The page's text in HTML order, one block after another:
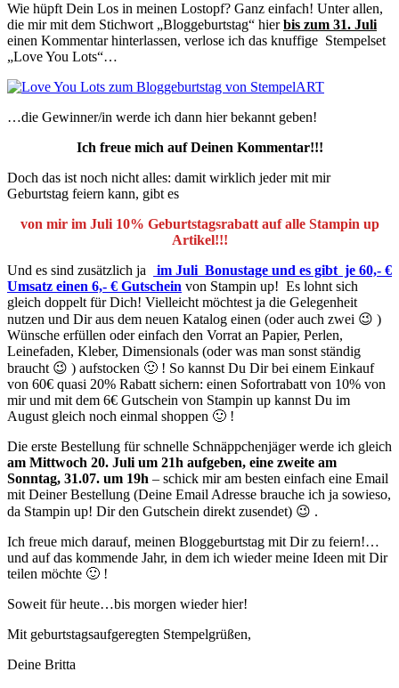
Wie hüpft Dein Los in meinen Lostopf? Ganz einfach! Unter allen,
die mir mit dem Stichwort „Bloggeburtstag“ hierbis zum 31. Juli
einen Kommentar hinterlassen, verlose ich das knuffige Stempelset
„Love You Lots“…
…die Gewinner/in werde ich dann hier bekannt geben!
Ich freue mich auf Deinen Kommentar!!!
Doch das ist noch nicht alles: damit wirklich jeder mit mir
Geburtstag feiern kann, gibt es
von mir im Juli 10% Geburtstagsrabatt auf alle Stampin up
Artikel!!!
Und es sind zusätzlich ja
im Juli Bonustage und es gibt je 60,- €
Umsatz einen 6,- € Gutschein von Stampin up! Es lohnt sich
gleich doppelt für Dich! Vielleicht möchtest ja die Gelegenheit
nutzen und Dir aus dem neuen Katalog einen (oder auch zwei 😉 )
Wünsche erfüllen oder einfach den Vorrat an Papier, Perlen,
Leinefaden, Kleber, Dimensionals (oder was man sonst ständig
braucht 😉 ) aufstocken 🙂 ! So kannst Du Dir bei einem Einkauf
von 60€ quasi 20% Rabatt sichern: einen Sofortrabatt von 10% von
mir und mit dem 6€ Gutschein von Stampin up kannst Du im
August gleich noch einmal shoppen 🙂 !
Die erste Bestellung für schnelle Schnäppchenjäger werde ich gleich
am Mittwoch 20. Juli um 21h aufgeben, eine zweite am
Sonntag, 31.07. um 19h – schick mir am besten einfach eine Email
mit Deiner Bestellung (Deine Email Adresse brauche ich ja sowieso,
da Stampin up! Dir den Gutschein direkt zusendet) 😉 .
Ich freue mich darauf, meinen Bloggeburtstag mit Dir zu feiern!…
und auf das kommende Jahr, in dem ich wieder meine Ideen mit Dir
teilen möchte 🙂 !
Soweit für heute…bis morgen wieder hier!
Mit geburtstagsaufgeregten Stempelgrüßen,
Deine Britta